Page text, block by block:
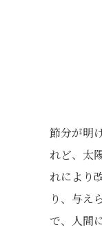
節分が明
れど、太
れにより
り、与え
で、人間